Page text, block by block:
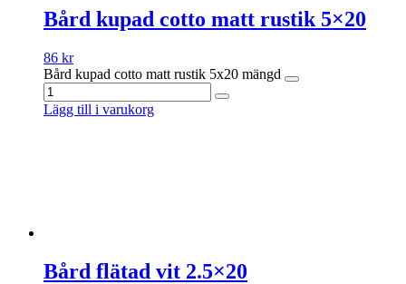
Bård kupad cotto matt rustik 5×20
86 kr
Bård kupad cotto matt rustik 5x20 mängd
Lägg till i varukorg
Bård flätad vit 2.5×20